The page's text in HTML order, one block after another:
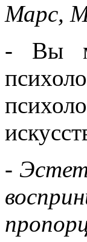
Марс,
- Вы
-